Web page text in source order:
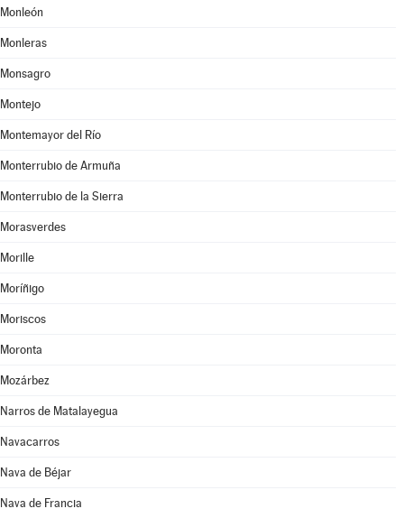
Monleón
Monleras
Monsagro
Montejo
Montemayor del Río
Monterrubio de Armuña
Monterrubio de la Sierra
Morasverdes
Morille
Moríñigo
Moriscos
Moronta
Mozárbez
Narros de Matalayegua
Navacarros
Nava de Béjar
Nava de Francia